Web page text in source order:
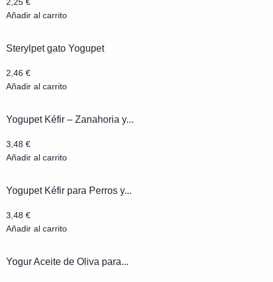
2,25 €
Añadir al carrito
Sterylpet gato Yogupet
2,46 €
Añadir al carrito
Yogupet Kéfir – Zanahoria y...
3,48 €
Añadir al carrito
Yogupet Kéfir para Perros y...
3,48 €
Añadir al carrito
Yogur Aceite de Oliva para...